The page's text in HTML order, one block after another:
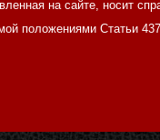
на сайте, носит
положениями Статьи